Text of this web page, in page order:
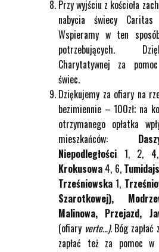
Przy wyjściu z kościoła
nabycia świecy
Wspieramy w ten
potrzebujących.
Charytatywnej za
świec.
Dziękujemy za ofiary na
bezimiennie – 100zł; na
otrzymanego opłatka
mieszkańców:
Niepodległości 1, 2,
Krokusowa 4, 6,
Trześniowska 1,
Szarotkowej),
Malinowa, Przejazd,
(ofiary verte…). Bóg zapłać
zapłać też za pomoc w